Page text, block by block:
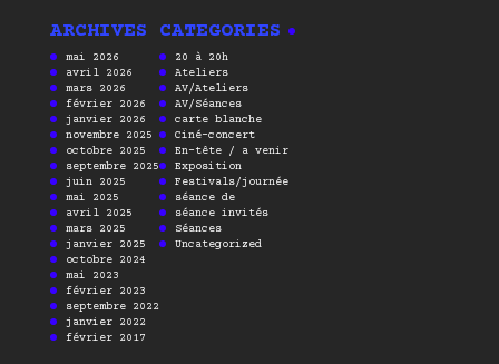
ARCHIVES
mai 2026
avril 2026
mars 2026
février 2026
janvier 2026
novembre 2025
octobre 2025
septembre 2025
juin 2025
mai 2025
avril 2025
mars 2025
janvier 2025
octobre 2024
mai 2023
février 2023
septembre 2022
janvier 2022
février 2017
CATEGORIES
20 à 20h
Ateliers
AV/Ateliers
AV/Séances
carte blanche
Ciné-concert
En-tête / a venir
Exposition
Festivals/journée
séance de
séance invités
Séances
Uncategorized